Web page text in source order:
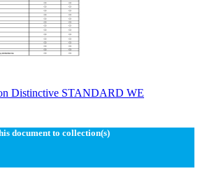
Distinctive STANDARD WE
document to collection(s)